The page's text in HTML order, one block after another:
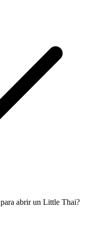
abrir un Little Thai?